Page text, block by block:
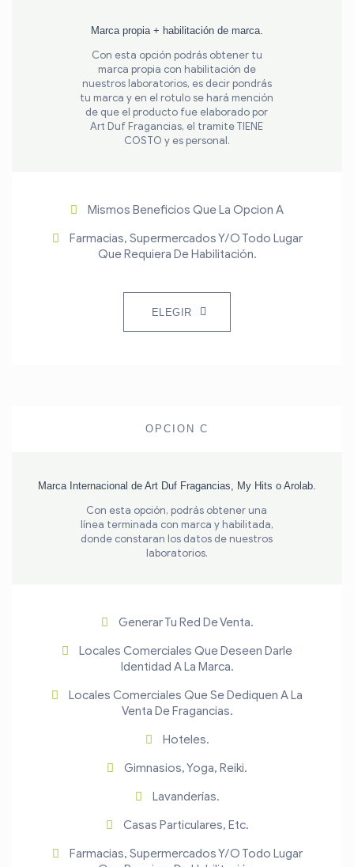
Marca propia + habilitación de marca.
Con esta opción podrás obtener tu
marca propia con habilitación de
nuestros laboratorios, es decir pondrás
tu marca y en el rotulo se hará mención
de que el producto fue elaborado por
Art Duf Fragancias, el tramite TIENE
COSTO y es personal.
Mismos Beneficios Que La Opcion A
Farmacias, Supermercados Y/o Todo Lugar
Que Requiera De Habilitación.
ELEGIR
OPCION C
Marca Internacional de Art Duf Fragancias, My Hits o Arolab.
Con esta opción, podrás obtener una
línea terminada con marca y habilitada,
donde constaran los datos de nuestros
laboratorios.
Generar Tu Red De Venta.
Locales Comerciales Que Deseen Darle
Identidad A La Marca.
Locales Comerciales Que Se Dediquen A La
Venta De Fragancias.
Hoteles.
Gimnasios, Yoga, Reiki.
Lavanderías.
Casas Particulares, Etc.
Farmacias, Supermercados Y/o Todo Lugar